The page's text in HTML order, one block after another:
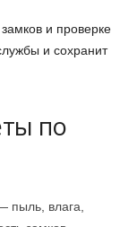
и проверке
и сохранит
по
пыль, влага,